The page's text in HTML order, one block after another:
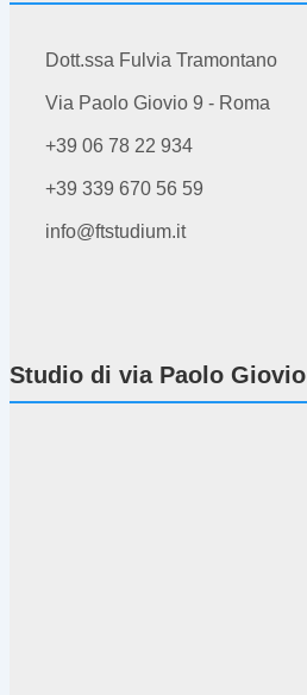
Dott.ssa Fulvia Tramontano
Via Paolo Giovio 9 - Roma
+39 06 78 22 934
+39 339 670 56 59
info@ftstudium.it
Studio di via Paolo Giovio